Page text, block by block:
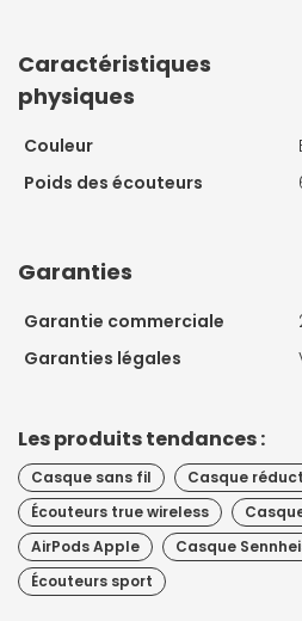
Caractéristiques
physiques
Couleur
Poids des écouteurs
Garanties
Garantie commerciale
Garanties légales
Les produits tendances :
Casque sans fil
Casque
Écouteurs true wireless
AirPods Apple
Casque
Écouteurs sport